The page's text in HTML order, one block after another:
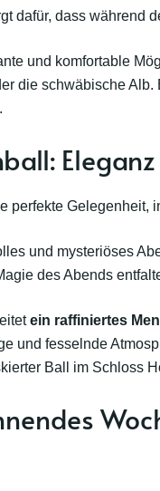
dafür, dass während
und komfortable
die schwäbische
perfekte Gelegenheit,
und mysteriöses
des Abends
ein raffiniertes
und fesselnde
Ball im Schloss